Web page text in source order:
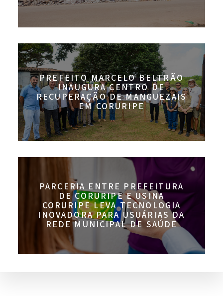
PREFEITO MARCELO BELTRÃO
INAUGURA CENTRO DE
RECUPERAÇÃO DE MANGUEZAIS
EM CORURIPE
PARCERIA ENTRE PREFEITURA
DE CORURIPE E USINA
CORURIPE LEVA TECNOLOGIA
INOVADORA PARA USUÁRIAS DA
REDE MUNICIPAL DE SAÚDE